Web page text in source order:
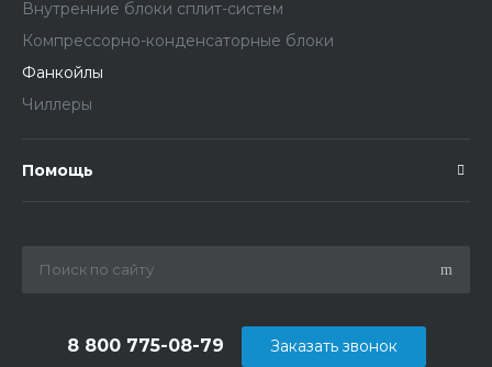
Внутренние блоки сплит-систем
Компрессорно-конденсаторные блоки
Фанкойлы
Чиллеры
Помощь
8 800 775-08-79 Заказать звонок